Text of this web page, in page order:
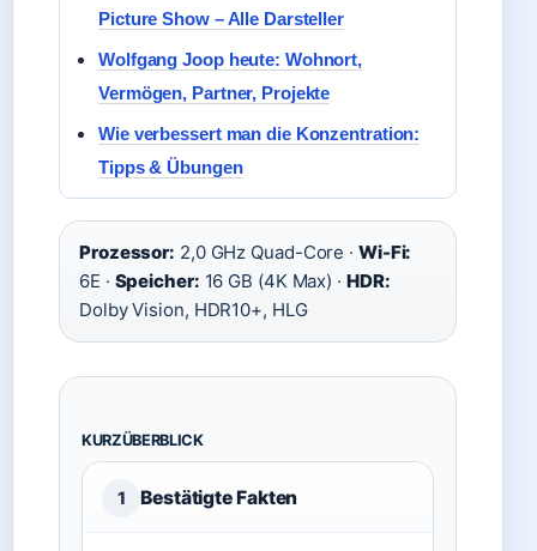
Picture Show – Alle Darsteller
Wolfgang Joop heute: Wohnort,
Vermögen, Partner, Projekte
Wie verbessert man die Konzentration:
Tipps & Übungen
Prozessor: 2,0 GHz Quad-Core · Wi-Fi:
6E · Speicher: 16 GB (4K Max) · HDR:
Dolby Vision, HDR10+, HLG
KURZÜBERBLICK
1 Bestätigte Fakten